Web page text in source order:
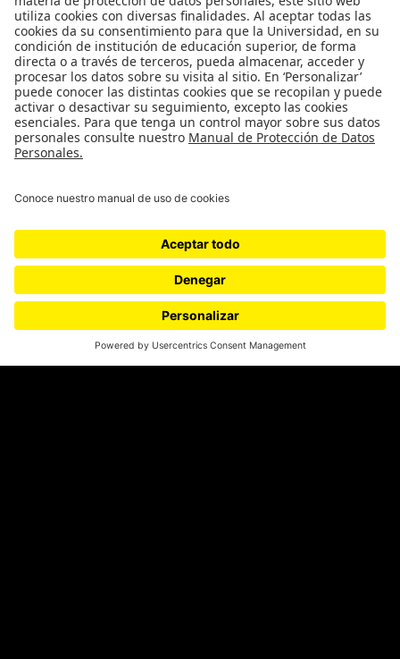
¿Quiénes somos?
Podcasts
Ediciones especiales
Proyectos 070
SÍGUENOS
¿Quieres escribir en 070?
cerosetenta@uniandes.edu.co
BOGOTÁ, COLOMBIA